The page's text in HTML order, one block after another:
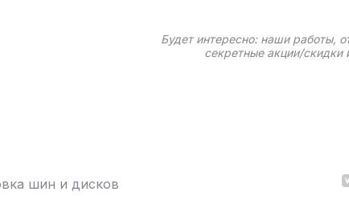
Будет интересно: наши работы,
секретные акции/скидки
шин и дисков